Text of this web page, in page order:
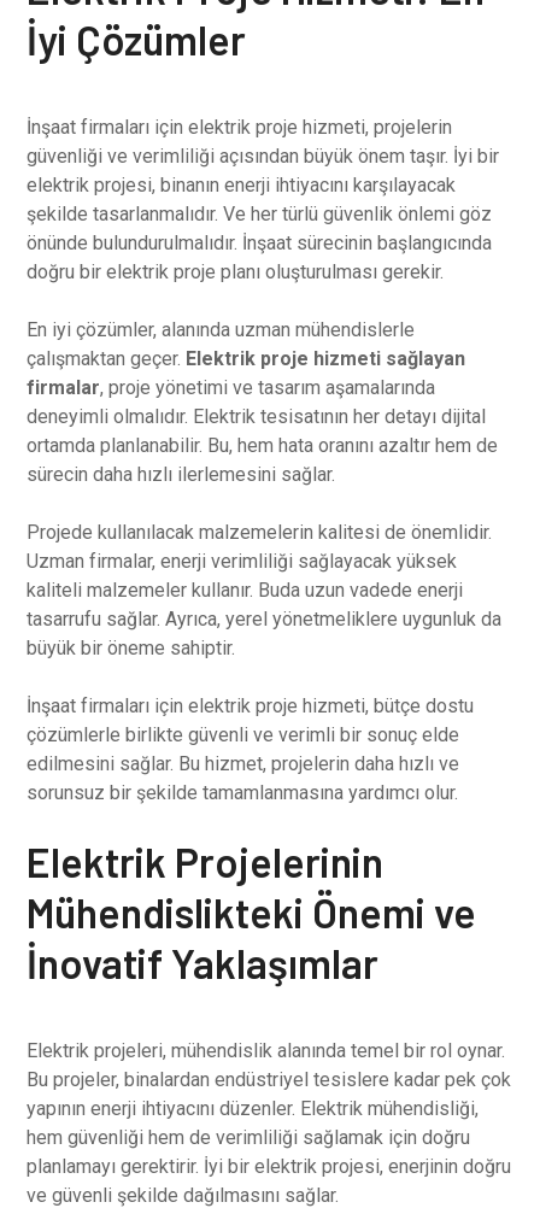
İyi Çözümler
İnşaat firmaları için elektrik proje hizmeti, projelerin
güvenliği ve verimliliği açısından büyük önem taşır. İyi bir
elektrik projesi, binanın enerji ihtiyacını karşılayacak
şekilde tasarlanmalıdır. Ve her türlü güvenlik önlemi göz
önünde bulundurulmalıdır. İnşaat sürecinin başlangıcında
doğru bir elektrik proje planı oluşturulması gerekir.
En iyi çözümler, alanında uzman mühendislerle
çalışmaktan geçer. Elektrik proje hizmeti sağlayan
firmalar, proje yönetimi ve tasarım aşamalarında
deneyimli olmalıdır. Elektrik tesisatının her detayı dijital
ortamda planlanabilir. Bu, hem hata oranını azaltır hem de
sürecin daha hızlı ilerlemesini sağlar.
Projede kullanılacak malzemelerin kalitesi de önemlidir.
Uzman firmalar, enerji verimliliği sağlayacak yüksek
kaliteli malzemeler kullanır. Buda uzun vadede enerji
tasarrufu sağlar. Ayrıca, yerel yönetmeliklere uygunluk da
büyük bir öneme sahiptir.
İnşaat firmaları için elektrik proje hizmeti, bütçe dostu
çözümlerle birlikte güvenli ve verimli bir sonuç elde
edilmesini sağlar. Bu hizmet, projelerin daha hızlı ve
sorunsuz bir şekilde tamamlanmasına yardımcı olur.
Elektrik Projelerinin
Mühendislikteki Önemi ve
İnovatif Yaklaşımlar
Elektrik projeleri, mühendislik alanında temel bir rol oynar.
Bu projeler, binalardan endüstriyel tesislere kadar pek çok
yapının enerji ihtiyacını düzenler. Elektrik mühendisliği,
hem güvenliği hem de verimliliği sağlamak için doğru
planlamayı gerektirir. İyi bir elektrik projesi, enerjinin doğru
ve güvenli şekilde dağılmasını sağlar.